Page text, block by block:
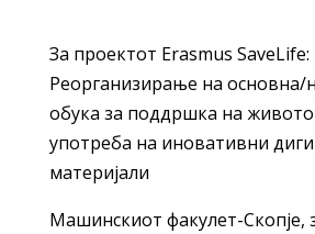
За проектот Erasmus SaveLife:
Реорганизирање на основна/
обука за поддршка на
употреба на иновативни
материјали
Машинскиот факулет-Скопје,